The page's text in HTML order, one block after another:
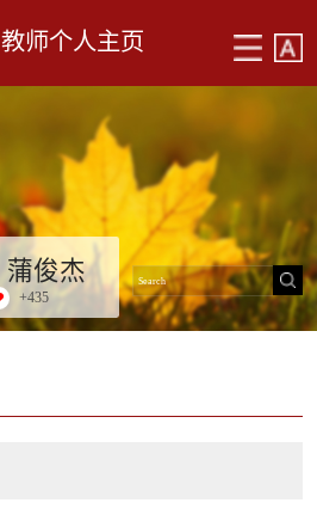
教师个人主页
蒲俊杰
+435